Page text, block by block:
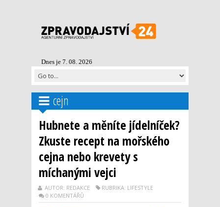
Dnes je 7. 08. 2026
cejn
Hubnete a měníte jídelníček?
Zkuste recept na mořského
cejna nebo krevety s
míchanými vejci
AUTOR: REDAKCE
RUBRIKA: LIFESTYLE
0 KOMENTÁŘŮ